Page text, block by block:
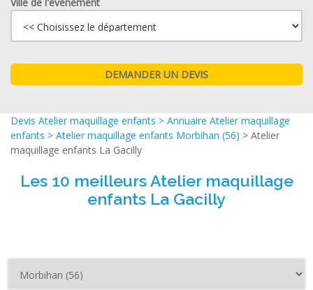
Devis Atelier maquillage enfants > Annuaire Atelier maquillage
enfants > Atelier maquillage enfants Morbihan (56) > Atelier
maquillage enfants La Gacilly
Les 10 meilleurs Atelier maquillage
enfants La Gacilly